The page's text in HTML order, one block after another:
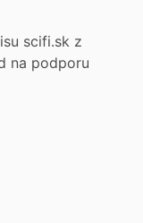
scifi.sk z
na podporu